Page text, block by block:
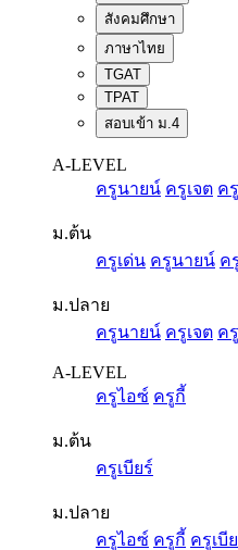
สังคมศึกษา
ภาษาไทย
TGAT
TPAT
สอบเข้า ม.4
A-LEVEL
ครูนายน์ ครูเจต ค
ม.ต้น
ครูเด่น ครูนายน์ ค
ม.ปลาย
ครูนายน์ ครูเจต ค
A-LEVEL
ครูไอซ์ ครูกี้
ม.ต้น
ครูเบียร์
ม.ปลาย
ครูไอซ์ ครูกี้ ครูเบี